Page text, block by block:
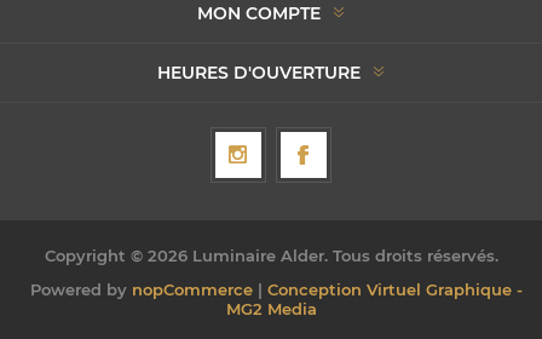
MON COMPTE
HEURES D'OUVERTURE
Copyright © 2026 Luminaire Alder. Tous droits réservés.
Powered by nopCommerce| Conception Virtuel Graphique -
MG2 Media